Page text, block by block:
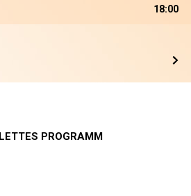
18:00
PROGRAMM